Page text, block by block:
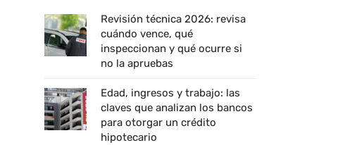
Revisión técnica 2026: revisa
cuándo vence, qué
inspeccionan y qué ocurre si
no la apruebas
Edad, ingresos y trabajo: las
claves que analizan los bancos
para otorgar un crédito
hipotecario